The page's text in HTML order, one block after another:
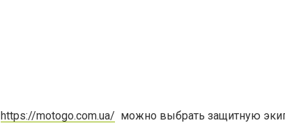
https://motogo.com.ua/ можно выбрать защитную